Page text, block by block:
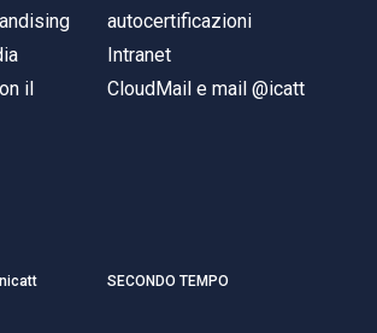
il
autocertificazioni
Intranet
CloudMail e mail @icatt
SECONDO TEMPO